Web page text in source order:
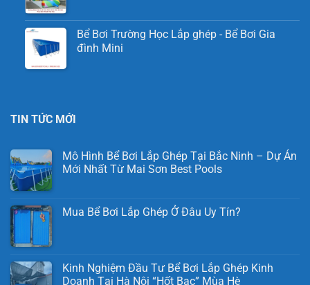
Bể Bơi Trường Học Lắp ghép - Bể Bơi Gia
đình Mini
TIN TỨC MỚI
Mô Hình Bể Bơi Lắp Ghép Tại Bắc Ninh – Dự Án
Mới Nhất Từ Mai Sơn Best Pools
Mua Bể Bơi Lắp Ghép Ở Đâu Uy Tín?
Kinh Nghiệm Đầu Tư Bể Bơi Lắp Ghép Kinh
Doanh Tại Hà Nội “Hốt Bạc” Mùa Hè